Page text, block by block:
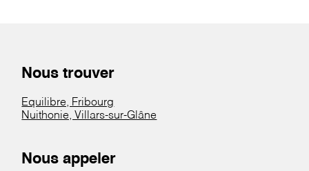
Nous trouver
Equilibre, Fribourg
Nuithonie, Villars-sur-Glâne
Nous appeler